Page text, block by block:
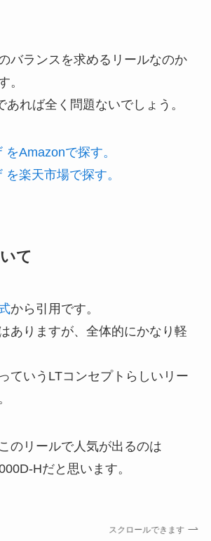
バランスを求めるリールなのか
。
あれば全く問題ないでしょう。
Amazonで探す。
楽天市場で探す。
て
から引用です。
ありますが、全体的にかなり軽
ていうLTコンセプトらしいリー
のリールで人気が出るのは
Hだと思います。
スクロールできます